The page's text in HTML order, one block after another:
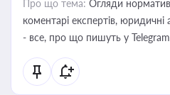
Про що тема: Огляди
коментарі експертів,
- все, про що пишуть у Telegram